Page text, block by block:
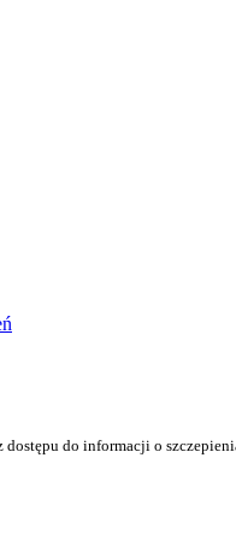
dostępu do informacji o